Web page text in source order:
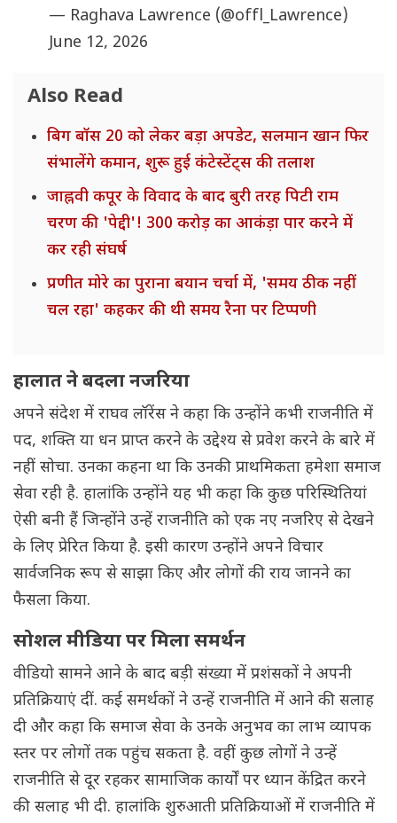
— Raghava Lawrence (@offl_Lawrence)
June 12, 2026
Also Read
बिग बॉस 20 को लेकर बड़ा अपडेट, सलमान खान फिर
संभालेंगे कमान, शुरू हुई कंटेस्टेंट्स की तलाश
जाह्नवी कपूर के विवाद के बाद बुरी तरह पिटी राम
चरण की 'पेद्दी'! 300 करोड़ का आकंड़ा पार करने में
कर रही संघर्ष
प्रणीत मोरे का पुराना बयान चर्चा में, 'समय ठीक नहीं
चल रहा' कहकर की थी समय रैना पर टिप्पणी
हालात ने बदला नजरिया
अपने संदेश में राघव लॉरेंस ने कहा कि उन्होंने कभी राजनीति में
पद, शक्ति या धन प्राप्त करने के उद्देश्य से प्रवेश करने के बारे में
नहीं सोचा. उनका कहना था कि उनकी प्राथमिकता हमेशा समाज
सेवा रही है. हालांकि उन्होंने यह भी कहा कि कुछ परिस्थितियां
ऐसी बनी हैं जिन्होंने उन्हें राजनीति को एक नए नजरिए से देखने
के लिए प्रेरित किया है. इसी कारण उन्होंने अपने विचार
सार्वजनिक रूप से साझा किए और लोगों की राय जानने का
फैसला किया.
सोशल मीडिया पर मिला समर्थन
वीडियो सामने आने के बाद बड़ी संख्या में प्रशंसकों ने अपनी
प्रतिक्रियाएं दीं. कई समर्थकों ने उन्हें राजनीति में आने की सलाह
दी और कहा कि समाज सेवा के उनके अनुभव का लाभ व्यापक
स्तर पर लोगों तक पहुंच सकता है. वहीं कुछ लोगों ने उन्हें
राजनीति से दूर रहकर सामाजिक कार्यों पर ध्यान केंद्रित करने
की सलाह भी दी. हालांकि शुरुआती प्रतिक्रियाओं में राजनीति में